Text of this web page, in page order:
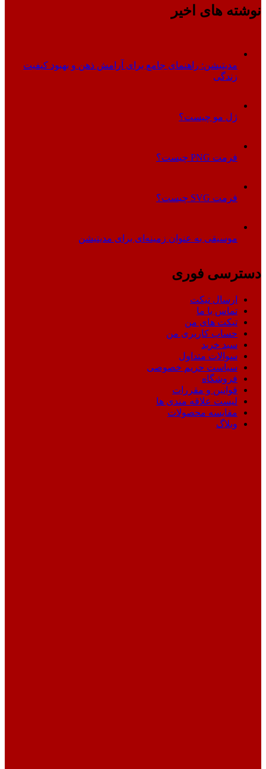
نوشته های اخیر
مدیتیشن: راهنمای جامع برای آرامش ذهن و بهبود کیفیت
زندگی
ژل مو چیست؟
فرمت PNG چیست؟
فرمت SVG چیست؟
موسیقی به عنوان زمینه‌ای برای مدیتیشن
دسترسی فوری
ارسال تیکت
تماس با ما
تیکت های من
حساب کاربری من
سبد خرید
سوالات متداول
سیاست حریم خصوصی
فروشگاه
قوانین و مقررات
لیست علاقه مندی ها
مقایسه محصولات
وبلاگ